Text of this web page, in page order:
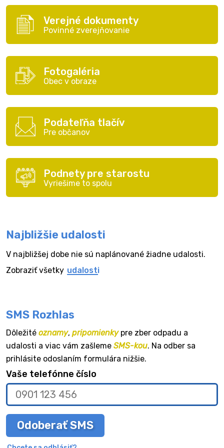
Verejné dokumenty
Povinné zverejňovanie
Fotogaléria
Obec v obraze
Podateľňa tlačív
Pre občanov
Podnety pre starostu
Vyriešime to spolu
Najbližšie udalosti
V najbližšej dobe nie sú naplánované žiadne udalosti.
Zobraziť všetky udalosti
SMS Rozhlas
Dôležité oznamy, pripomienkypre zber odpadu a
udalosti a viac vám zašleme SMS-kou. Na odber sa
prihlásite odoslaním formulára nižšie.
Vaše telefónne číslo
Odoberať SMS